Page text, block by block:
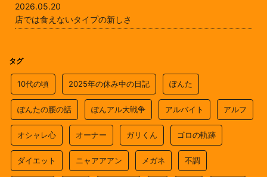
2026.05.20
店では食えないタイプの新しさ
タグ
10代の頃 2025年の休み中の日記 ぽんた
ぽんたの腰の話 ぽんアル大戦争 アルバイト アルフ
オシャレ心 オーナー ガリくん ゴロの軌跡
ダイエット ニャアアアン メガネ 不調